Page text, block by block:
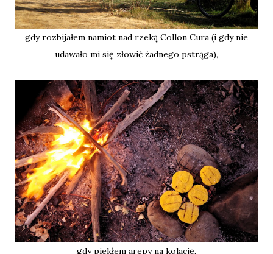
gdy rozbijałem namiot nad rzeką Collon Cura (i gdy nie
udawało mi się złowić żadnego pstrąga),
gdy piekłem arepy na kolację,